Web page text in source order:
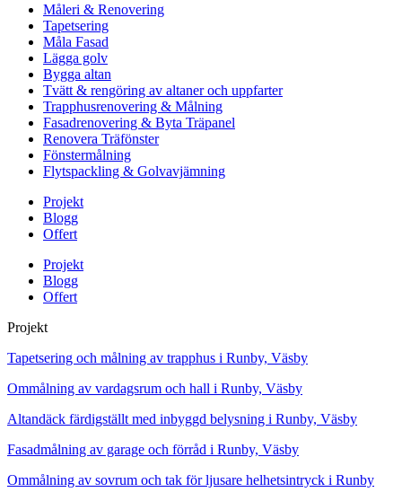
Måleri & Renovering
Tapetsering
Måla Fasad
Lägga golv
Bygga altan
Tvätt & rengöring av altaner och uppfarter
Trapphusrenovering & Målning
Fasadrenovering & Byta Träpanel
Renovera Träfönster
Fönstermålning
Flytspackling & Golvavjämning
Projekt
Blogg
Offert
Projekt
Blogg
Offert
Projekt
Tapetsering och målning av trapphus i Runby, Väsby
Ommålning av vardagsrum och hall i Runby, Väsby
Altandäck färdigställt med inbyggd belysning i Runby, Väsby
Fasadmålning av garage och förråd i Runby, Väsby
Ommålning av sovrum och tak för ljusare helhetsintryck i Runby